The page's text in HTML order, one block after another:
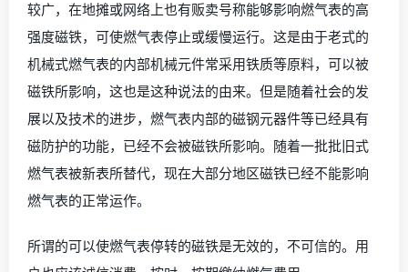
较广，在地摊或网络上也有贩卖号称能够影响燃气表的高
强度磁铁，可使燃气表停止或缓慢运行。这是由于老式的
机械式燃气表的内部机械元件常采用铁质等原料，可以被
磁铁所影响，这也是这种说法的由来。但是随着社会的发
展以及技术的进步，燃气表内部的磁钢元器件等已经具有
磁防护的功能，已经不会被磁铁所影响。随着一批批旧式
燃气表被新表所替代，现在大部分地区磁铁已经不能影响
燃气表的正常运作。
所谓的可以使燃气表停转的磁铁是无效的，不可信的。用